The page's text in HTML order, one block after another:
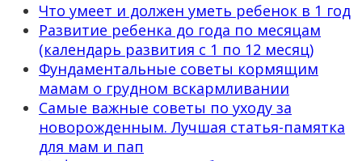
Что умеет и должен уметь ребенок в 1 год
Развитие ребенка до года по месяцам
(календарь развития с 1 по 12 месяц)
Фундаментальные советы кормящим
мамам о грудном вскармливании
Самые важные советы по уходу за
новорожденным. Лучшая статья-памятка
для мам и пап